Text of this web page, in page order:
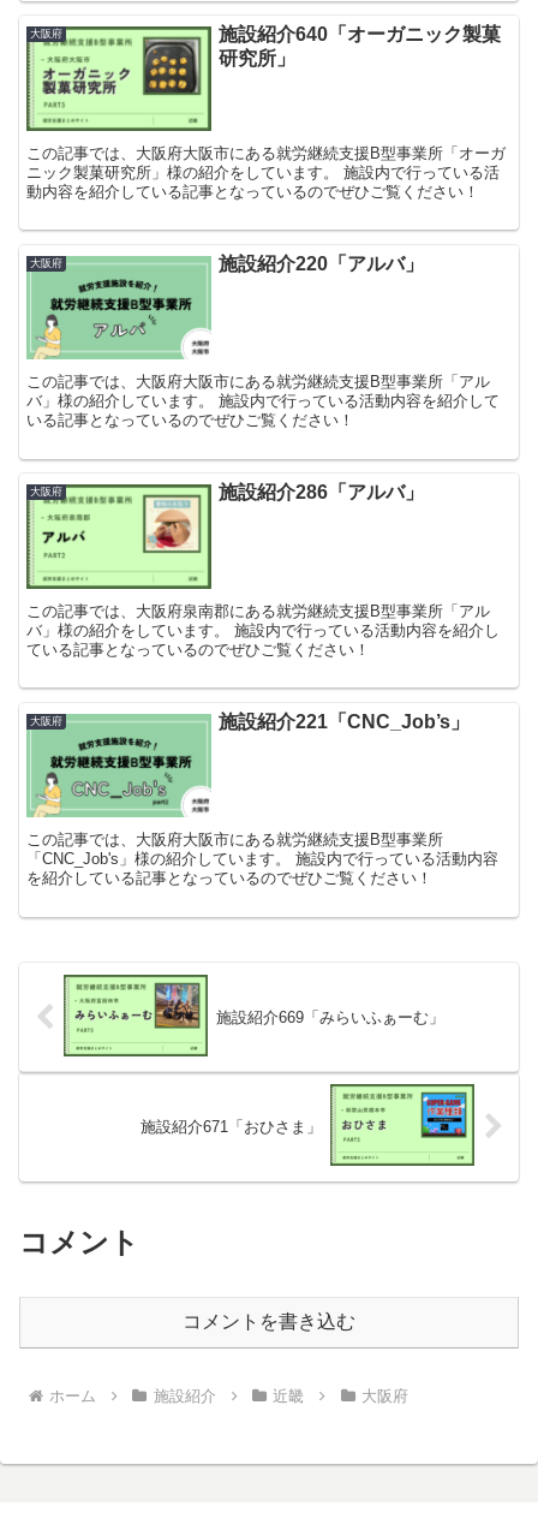
大阪府
施設紹介640「オーガニック製菓
研究所」
この記事では、大阪府大阪市にある就労継続支援B型事業所「オーガ
ニック製菓研究所」様の紹介をしています。 施設内で行っている活
動内容を紹介している記事となっているのでぜひご覧ください！
大阪府 施設紹介220「アルバ」
この記事では、大阪府大阪市にある就労継続支援B型事業所「アル
バ」様の紹介しています。 施設内で行っている活動内容を紹介して
いる記事となっているのでぜひご覧ください！
大阪府 施設紹介286「アルバ」
この記事では、大阪府泉南郡にある就労継続支援B型事業所「アル
バ」様の紹介をしています。 施設内で行っている活動内容を紹介し
ている記事となっているのでぜひご覧ください！
大阪府 施設紹介221「CNC_Job’s」
この記事では、大阪府大阪市にある就労継続支援B型事業所
「CNC_Job's」様の紹介しています。 施設内で行っている活動内容
を紹介している記事となっているのでぜひご覧ください！
施設紹介669「みらいふぁーむ」
施設紹介671「おひさま」
コメント
コメントを書き込む
ホーム 施設紹介 近畿 大阪府